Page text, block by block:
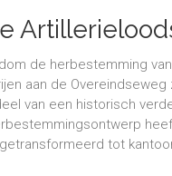
de herbestemming
aan de Overeindseweg
van een historisch
tot